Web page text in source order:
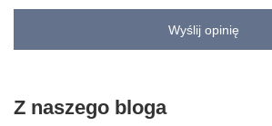
Wyślij opinię
Z naszego bloga